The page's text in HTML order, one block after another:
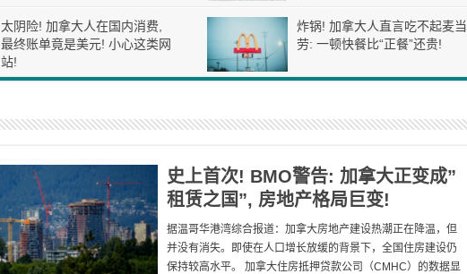
太阴险! 加拿大人在国内消费,
最终账单竟是美元! 小心这类网
站!
炸锅! 加拿大人直言吃不起麦当
劳: 一顿快餐比“正餐”还贵!
史上首次! BMO警告: 加拿大正变成”
租赁之国”, 房地产格局巨变!
据温哥华港湾综合报道：加拿大房地产建设热潮正在降温，但
并没有消失。即使在人口增长放缓的背景下，全国住房建设仍
保持较高水平。 加拿大住房抵押贷款公司（CMHC）的数据显